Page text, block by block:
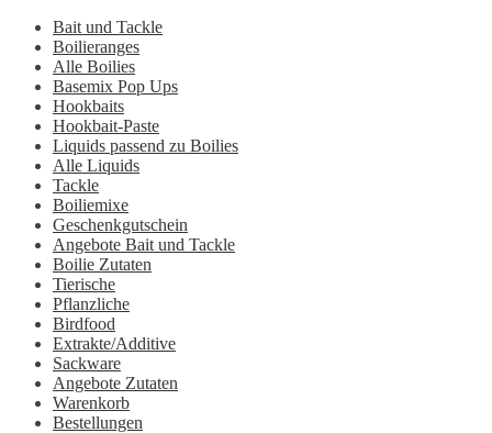
Bait und Tackle
Boilieranges
Alle Boilies
Basemix Pop Ups
Hookbaits
Hookbait-Paste
Liquids passend zu Boilies
Alle Liquids
Tackle
Boiliemixe
Geschenkgutschein
Angebote Bait und Tackle
Boilie Zutaten
Tierische
Pflanzliche
Birdfood
Extrakte/Additive
Sackware
Angebote Zutaten
Warenkorb
Bestellungen